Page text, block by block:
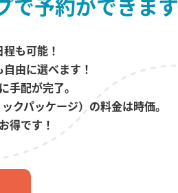
で予約ができます
も可能！
由に選べます！
手配が完了。
クパッケージ）の料金は時価。
得です！